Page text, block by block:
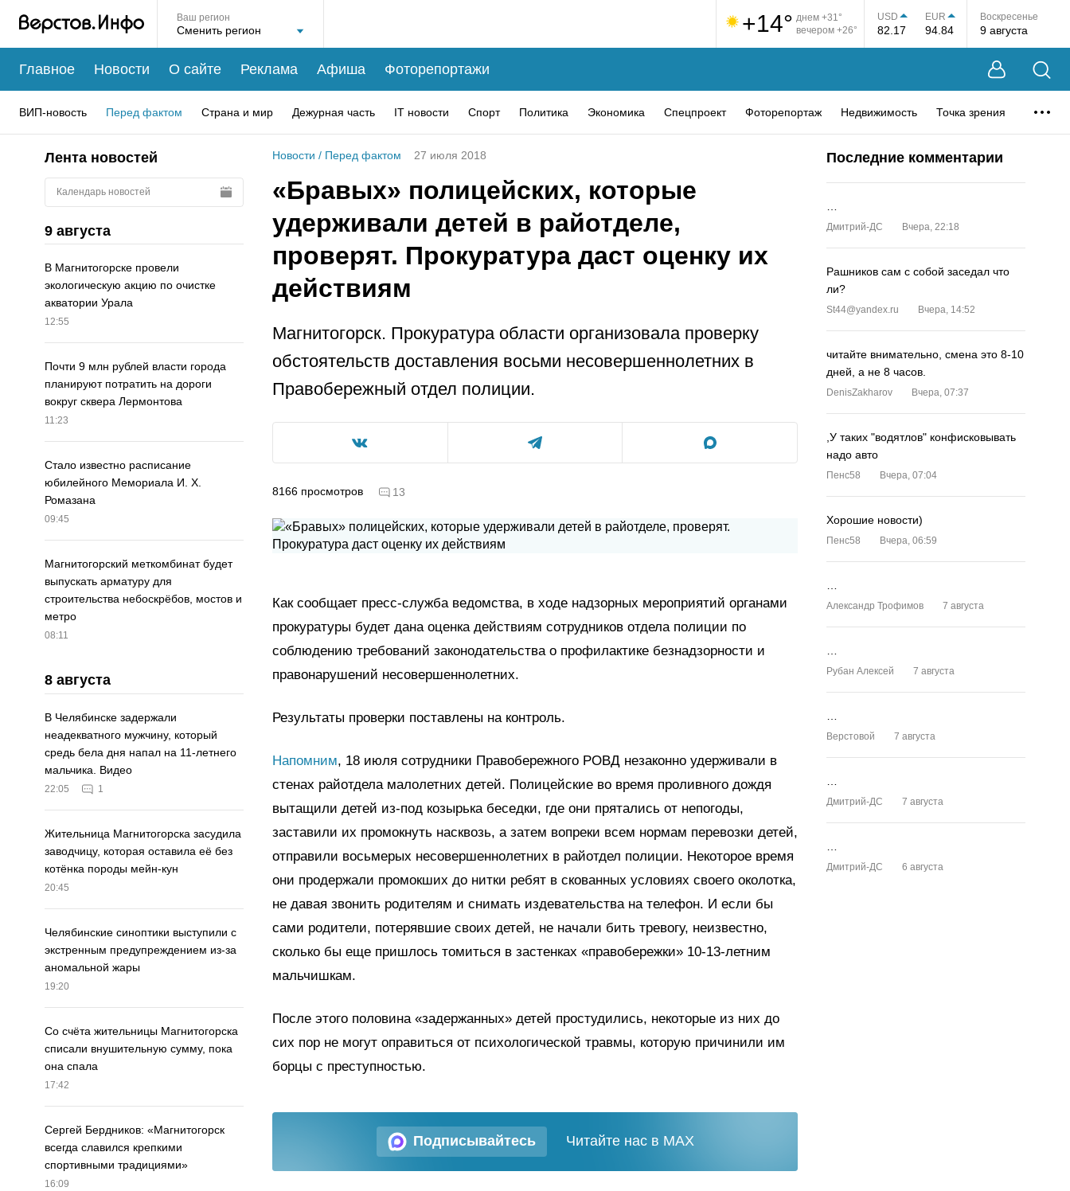
Ваш регион +14° днем +31°
вечером +26°
USD
82.17
EUR
94.84
Воскресенье
9 августа
Главное Новости О сайте Реклама Афиша Фоторепортажи
ВИП-новость Перед фактом Страна и мир Дежурная часть IT новости Спорт Политика Экономика Спецпроект Фоторепортаж Недвижимость Точка зрения
Лента новостей
Календарь новостей
9 августа
В Магнитогорске провели
экологическую акцию по очистке
акватории Урала
12:55
Почти 9 млн рублей власти города
планируют потратить на дороги
вокруг сквера Лермонтова
11:23
Стало известно расписание
юбилейного Мемориала И. Х.
Ромазана
09:45
Магнитогорский меткомбинат будет
выпускать арматуру для
строительства небоскрёбов, мостов и
метро
08:11
8 августа
В Челябинске задержали
неадекватного мужчину, который
средь бела дня напал на 11-летнего
мальчика. Видео
22:05 1
Жительница Магнитогорска засудила
заводчицу, которая оставила её без
котёнка породы мейн-кун
20:45
Челябинские синоптики выступили с
экстренным предупреждением из-за
аномальной жары
19:20
Со счёта жительницы Магнитогорска
списали внушительную сумму, пока
она спала
17:42
Сергей Бердников: «Магнитогорск
всегда славился крепкими
спортивными традициями»
16:09
Новости / Перед фактом 27 июля 2018
«Бравых» полицейских, которые
удерживали детей в райотделе,
проверят. Прокуратура даст оценку их
действиям
Магнитогорск. Прокуратура области организовала проверку
обстоятельств доставления восьми несовершеннолетних в
Правобережный отдел полиции.
8166 просмотров 13
Как сообщает пресс-служба ведомства, в ходе надзорных мероприятий органами
прокуратуры будет дана оценка действиям сотрудников отдела полиции по
соблюдению требований законодательства о профилактике безнадзорности и
правонарушений несовершеннолетних.
Результаты проверки поставлены на контроль.
Напомним, 18 июля сотрудники Правобережного РОВД незаконно удерживали в
стенах райотдела малолетних детей. Полицейские во время проливного дождя
вытащили детей из-под козырька беседки, где они прятались от непогоды,
заставили их промокнуть насквозь, а затем вопреки всем нормам перевозки детей,
отправили восьмерых несовершеннолетних в райотдел полиции. Некоторое время
они продержали промокших до нитки ребят в скованных условиях своего околотка,
не давая звонить родителям и снимать издевательства на телефон. И если бы
сами родители, потерявшие своих детей, не начали бить тревогу, неизвестно,
сколько бы еще пришлось томиться в застенках «правобережки» 10-13-летним
мальчишкам.
После этого половина «задержанных» детей простудились, некоторые из них до
сих пор не могут оправиться от психологической травмы, которую причинили им
борцы с преступностью.
Подписывайтесь Читайте нас в MAX
Последние комментарии
Дмитрий-ДС Вчера, 22:18
Рашников сам с собой заседал что
ли?
St44@yandex.ru Вчера, 14:52
читайте внимательно, смена это 8-10
дней, а не 8 часов.
DenisZakharov Вчера, 07:37
,У таких "водятлов" конфисковывать
надо авто
Пенс58 Вчера, 07:04
Хорошие новости)
Пенс58 Вчера, 06:59
Александр Трофимов 7 августа
Рубан Алексей 7 августа
Верстовой 7 августа
Дмитрий-ДС 7 августа
Дмитрий-ДС 6 августа